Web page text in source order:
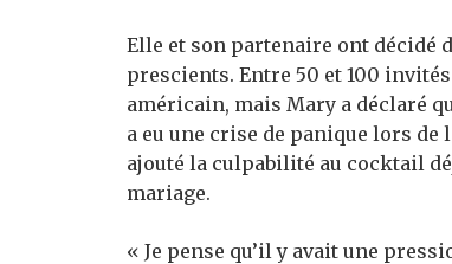
Elle et son partenaire ont décidé
prescients. Entre 50 et 100
américain, mais Mary a déclaré
a eu une crise de panique lors
ajouté la culpabilité au cocktail
mariage.
« Je pense qu’il y avait une